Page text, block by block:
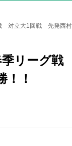
対立大1回戦 先発西
季リーグ
！